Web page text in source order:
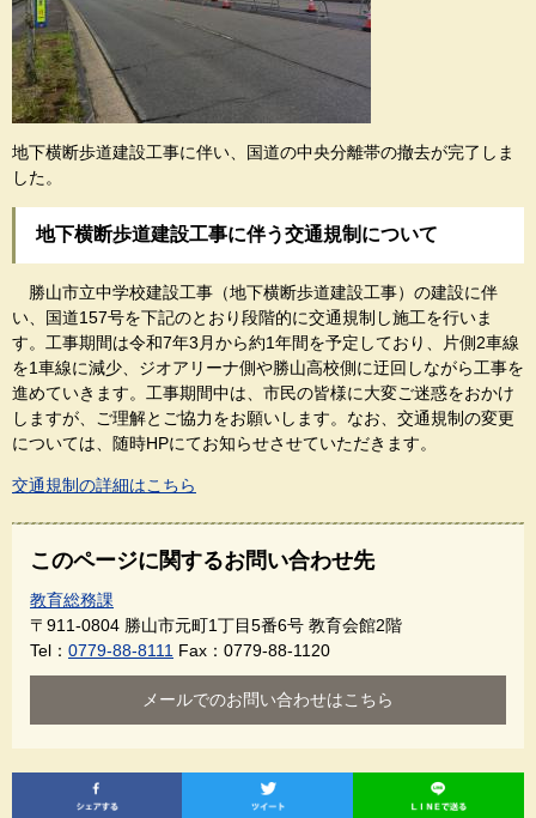
地下横断歩道建設工事に伴い、国道の中央分離帯の撤去が完了しま
した。
地下横断歩道建設工事に伴う交通規制について
勝山市立中学校建設工事（地下横断歩道建設工事）の建設に伴
い、国道157号を下記のとおり段階的に交通規制し施工を行いま
す。工事期間は令和7年3月から約1年間を予定しており、片側2車線
を1車線に減少、ジオアリーナ側や勝山高校側に迂回しながら工事を
進めていきます。工事期間中は、市民の皆様に大変ご迷惑をおかけ
しますが、ご理解とご協力をお願いします。なお、交通規制の変更
については、随時HPにてお知らせさせていただきます。
交通規制の詳細はこちら
このページに関するお問い合わせ先
教育総務課
〒911-0804 勝山市元町1丁目5番6号 教育会館2階
Tel： 0779-88-8111 Fax：0779-88-1120
メールでのお問い合わせはこちら